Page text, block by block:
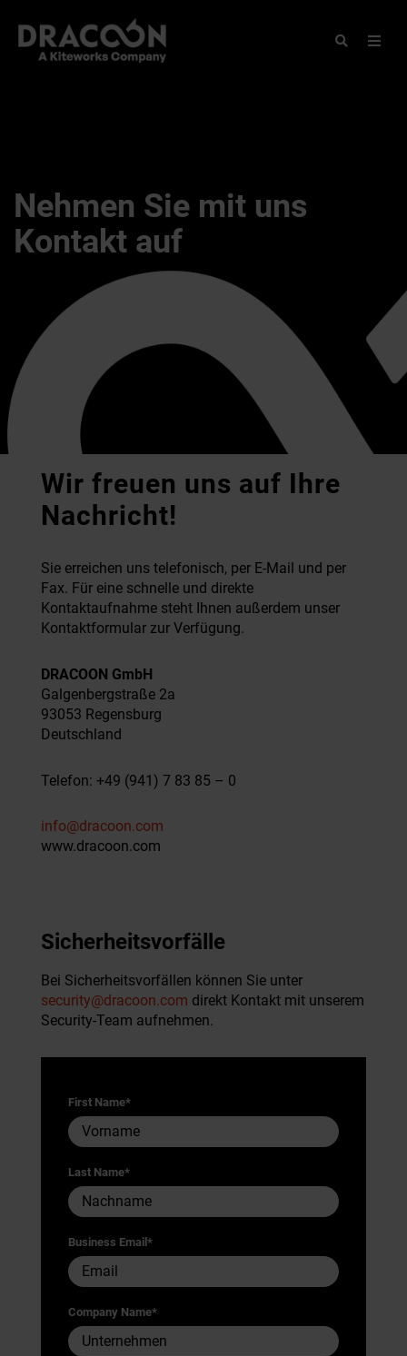
Nehmen Sie mit uns
Kontakt auf
Wir freuen uns auf Ihre
Nachricht!
Sie erreichen uns telefonisch, per E-Mail und per
Fax. Für eine schnelle und direkte
Kontaktaufnahme steht Ihnen außerdem unser
Kontaktformular zur Verfügung.
DRACOON GmbH
Galgenbergstraße 2a
93053 Regensburg
Deutschland
Telefon: +49 (941) 7 83 85 – 0
info@dracoon.com
www.dracoon.com
Sicherheits­vorfälle
Bei Sicherheitsvorfällen können Sie unter
security@dracoon.com direkt Kontakt mit unserem
Security-Team aufnehmen.
First Name*
Last Name*
Business Email *
Company Name*